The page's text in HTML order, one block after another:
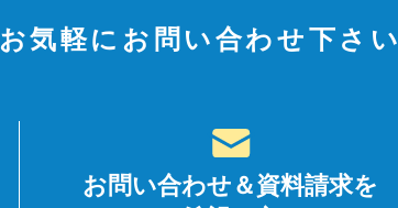
お気軽にお問い合わせ下さい
お問い合わせ＆資料請求を